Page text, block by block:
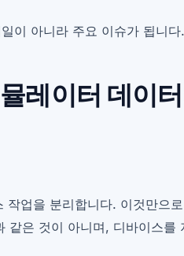
이 아니라 주요 이슈가 됩니다.
레이터 데이
작업을 분리합니다. 이것만으
은 것이 아니며, 디바이스를